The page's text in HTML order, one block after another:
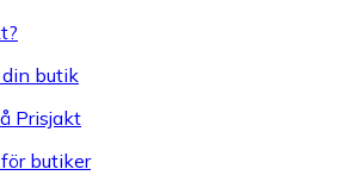
butik
Prisjakt
butiker